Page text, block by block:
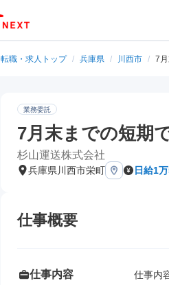
転職・求人トップ / 兵庫県 / 川西市 / 7
業務委託
7月末までの短期
杉山運送株式会社
兵庫県川西市栄町 日給1
仕事概要
仕事内容
仕事内